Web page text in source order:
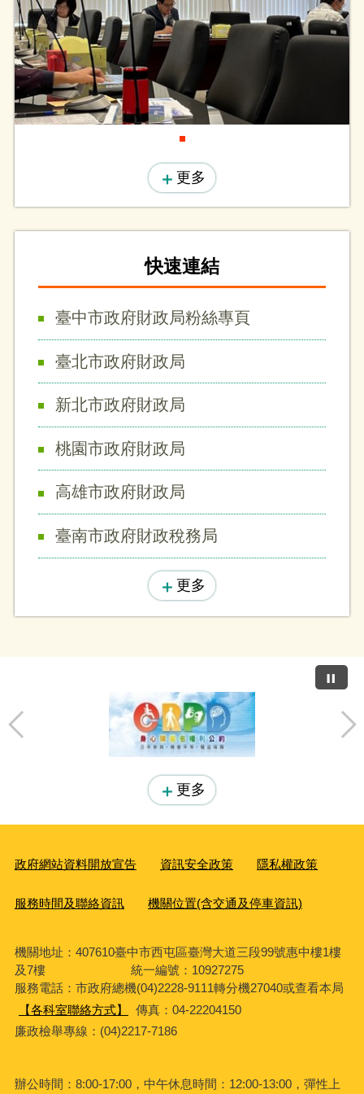
臺中市政府115年度第6及7...
更多
快速連結
臺中市政府財政局粉絲專頁
臺北市政府財政局
新北市政府財政局
桃園市政府財政局
高雄市政府財政局
臺南市政府財政稅務局
更多
更多
政府網站資料開放宣告 資訊安全政策 隱私權政策
服務時間及聯絡資訊 機關位置(含交通及停車資訊)
機關地址：407610臺中市西屯區臺灣大道三段99號惠中樓1樓
及7樓 統一編號：10927275
服務電話：市政府總機(04)2228-9111轉分機27040或查看本局
【各科室聯絡方式】
傳真：04-22204150
廉政檢舉專線：(04)2217-7186
辦公時間：8:00-17:00，中午休息時間：12:00-13:00，彈性上